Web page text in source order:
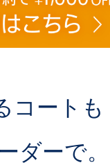
コートも
ダーで。